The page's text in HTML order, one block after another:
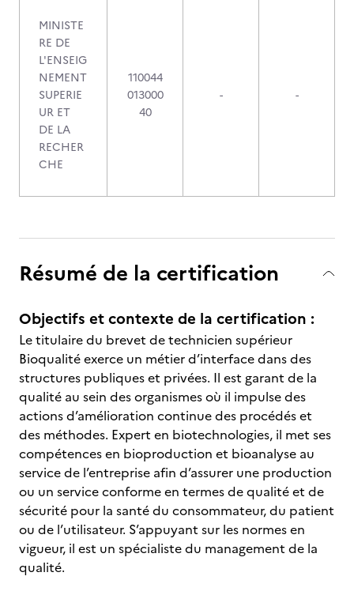
MINISTE
RE DE
L'ENSEIG
NEMENT
SUPERIE
UR ET
DE LA
RECHER
CHE
110044
013000
40
- -
Résumé de la certification
Objectifs et contexte de la certification :
Le titulaire du brevet de technicien supérieur
Bioqualité exerce un métier d’interface dans des
structures publiques et privées. Il est garant de la
qualité au sein des organismes où il impulse des
actions d’amélioration continue des procédés et
des méthodes. Expert en biotechnologies, il met ses
compétences en bioproduction et bioanalyse au
service de l’entreprise afin d’assurer une production
ou un service conforme en termes de qualité et de
sécurité pour la santé du consommateur, du patient
ou de l’utilisateur. S’appuyant sur les normes en
vigueur, il est un spécialiste du management de la
qualité.